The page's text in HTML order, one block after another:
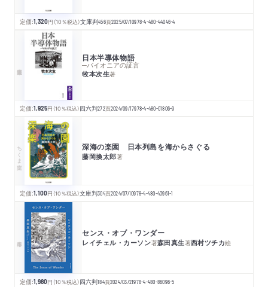
定価:1,320円 （10％税込）文庫判456頁2025/07/10978-4-480-44046-4
日本半導体物語
─パイオニアの証言
牧本次生著
定価:1,925円 （10％税込）四六判272頁2024/09/17978-4-480-01806-9
ちくま文庫 深海の楽園 日本列島を海からさぐる
藤岡換太郎著
定価:1,100円 （10％税込）文庫判304頁2024/07/10978-4-480-43961-1
センス・オブ・ワンダー
レイチェル・カーソン著森田真生著西村ツチカ絵
定価:1,980円 （10％税込）四六判184頁2024/03/21978-4-480-86096-5